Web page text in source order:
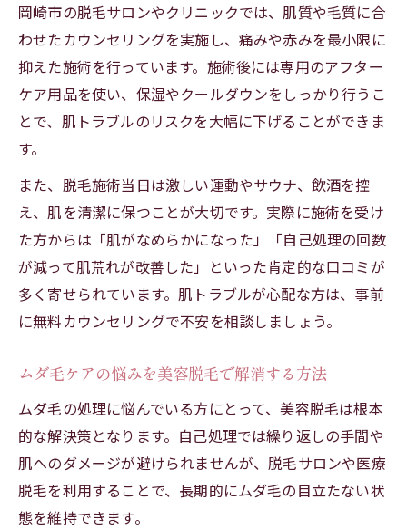
岡崎市の脱毛サロンやクリニックでは、肌質や毛質に合
わせたカウンセリングを実施し、痛みや赤みを最小限に
抑えた施術を行っています。施術後には専用のアフター
ケア用品を使い、保湿やクールダウンをしっかり行うこ
とで、肌トラブルのリスクを大幅に下げることができま
す。
また、脱毛施術当日は激しい運動やサウナ、飲酒を控
え、肌を清潔に保つことが大切です。実際に施術を受け
た方からは「肌がなめらかになった」「自己処理の回数
が減って肌荒れが改善した」といった肯定的な口コミが
多く寄せられています。肌トラブルが心配な方は、事前
に無料カウンセリングで不安を相談しましょう。
ムダ毛ケアの悩みを美容脱毛で解消する方法
ムダ毛の処理に悩んでいる方にとって、美容脱毛は根本
的な解決策となります。自己処理では繰り返しの手間や
肌へのダメージが避けられませんが、脱毛サロンや医療
脱毛を利用することで、長期的にムダ毛の目立たない状
態を維持できます。